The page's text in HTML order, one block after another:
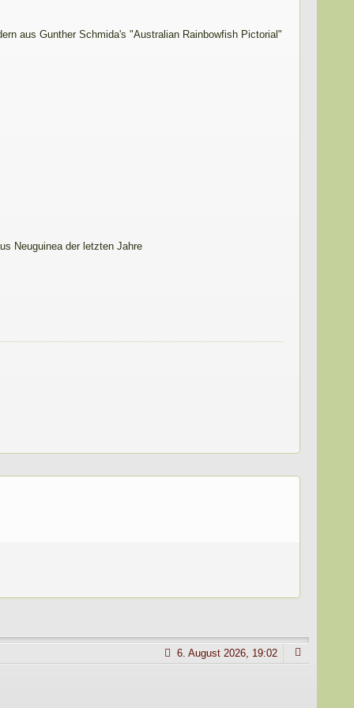
aus Gunther Schmida's "Australian Rainbowfish Pictorial"
Neuguinea der letzten Jahre
6. August 2026, 19:02